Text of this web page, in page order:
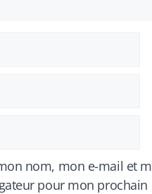
nom, mon e-mail et
pour mon prochain